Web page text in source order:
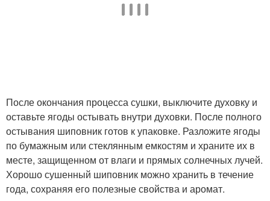
После окончания процесса сушки, выключите духовку и
оставьте ягоды остывать внутри духовки. После полного
остывания шиповник готов к упаковке. Разложите ягоды
по бумажным или стеклянным емкостям и храните их в
месте, защищенном от влаги и прямых солнечных лучей.
Хорошо сушенный шиповник можно хранить в течение
года, сохраняя его полезные свойства и аромат.